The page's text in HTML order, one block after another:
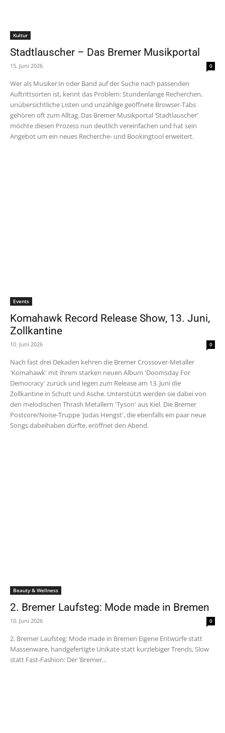
Kultur
Stadtlauscher – Das Bremer Musikportal
15. Juni 2026 0
Wer als Musiker:in oder Band auf der Suche nach passenden
Auftrittsorten ist, kennt das Problem: Stundenlange Recherchen,
unübersichtliche Listen und unzählige geöffnete Browser-Tabs
gehören oft zum Alltag. Das Bremer Musikportal ‘Stadtlauscher’
möchte diesen Prozess nun deutlich vereinfachen und hat sein
Angebot um ein neues Recherche- und Bookingtool erweitert.
Events
Komahawk Record Release Show, 13. Juni,
Zollkantine
10. Juni 2026 0
Nach fast drei Dekaden kehren die Bremer Crossover-Metaller
'Komahawk' mit ihrem starken neuen Album 'Doomsday For
Democracy' zurück und legen zum Release am 13. Juni die
Zollkantine in Schutt und Asche. Unterstützt werden sie dabei von
den melodischen Thrash Metallern 'Tyson' aus Kiel. Die Bremer
Postcore/Noise-Truppe 'Judas Hengst', die ebenfalls ein paar neue
Songs dabeihaben dürfte, eröffnet den Abend.
Beauty & Wellness
2. Bremer Laufsteg: Mode made in Bremen
10. Juni 2026 0
2. Bremer Laufsteg: Mode made in Bremen Eigene Entwürfe statt
Massenware, handgefertigte Unikate statt kurzlebiger Trends, Slow
statt Fast-Fashion: Der ‘Bremer...